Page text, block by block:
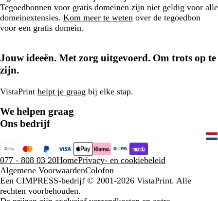
Tegoedbonnen voor gratis domeinen zijn niet geldig voor alle
domeinextensies. Kom meer te weten over de tegoedbon
voor een gratis domein.
Jouw ideeën. Met zorg uitgevoerd. Om trots op te
zijn.
VistaPrint helpt je graag bij elke stap.
We helpen graag
Ons bedrijf
077 - 808 03 20HomePrivacy- en cookiebeleid
Algemene VoorwaardenColofon
Een CIMPRESS-bedrijf © 2001-2026 VistaPrint. Alle
rechten voorbehouden.